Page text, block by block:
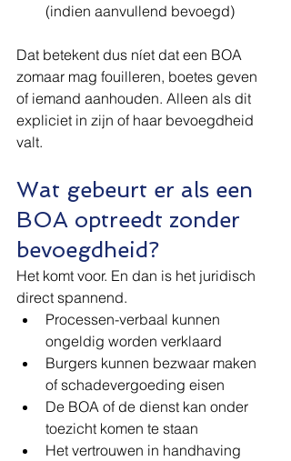
(indien aanvullend bevoegd)
Dat betekent dus níet dat een BOA
zomaar mag fouilleren, boetes geven
of iemand aanhouden. Alleen als dit
expliciet in zijn of haar bevoegdheid
valt.
Wat gebeurt er als een
BOA optreedt zonder
bevoegdheid?
Het komt voor. En dan is het juridisch
direct spannend.
Processen-verbaal kunnen
ongeldig worden verklaard
Burgers kunnen bezwaar maken
of schadevergoeding eisen
De BOA of de dienst kan onder
toezicht komen te staan
Het vertrouwen in handhaving